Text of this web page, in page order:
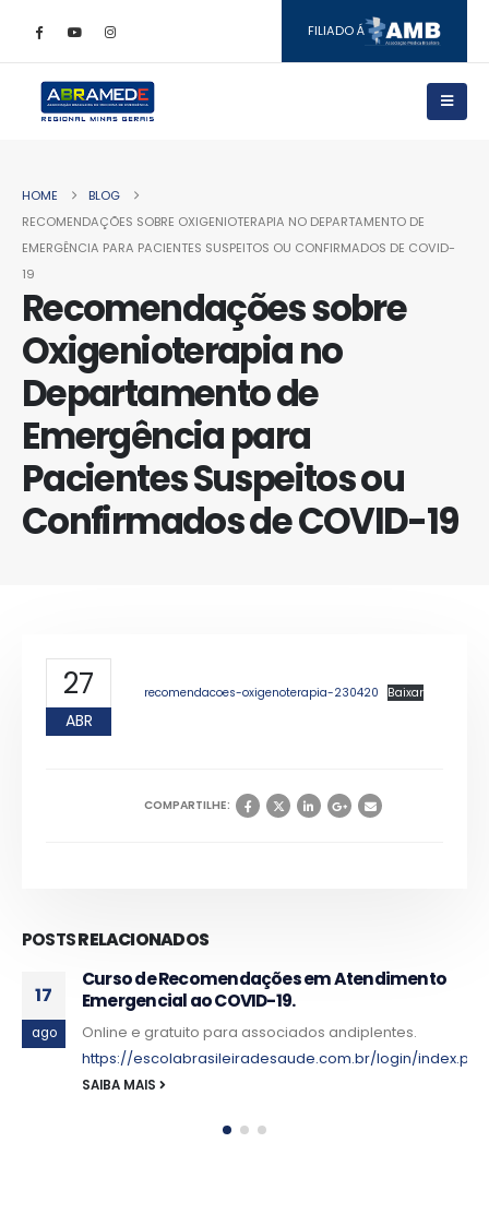
FILIADO Á
HOME
BLOG
RECOMENDAÇÕES SOBRE OXIGENIOTERAPIA NO DEPARTAMENTO DE
EMERGÊNCIA PARA PACIENTES SUSPEITOS OU CONFIRMADOS DE COVID-
19
Recomendações sobre
Oxigenioterapia no
Departamento de
Emergência para
Pacientes Suspeitos ou
Confirmados de COVID-19
27
ABR
recomendacoes-oxigenoterapia-230420 Baixar
COMPARTILHE:
POSTSRELACIONADOS
17
ago
Curso de Recomendações em Atendimento
Emergencial ao COVID-19.
Online e gratuito para associados andiplentes.
https://escolabrasileiradesaude.com.br/login/index.php
SAIBA MAIS